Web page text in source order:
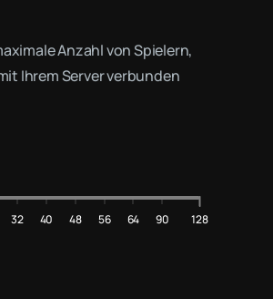
Anzahl von Spielern,
Ihrem Server verbunden
32 40 48 56 64 90 128